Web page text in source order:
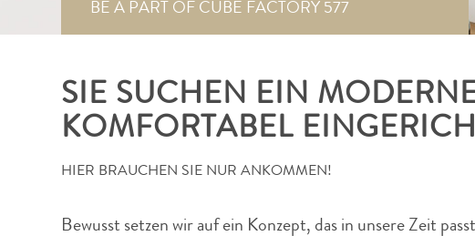
BE A PART OF CUBE FACTORY 577
SIE SUCHEN EIN
KOMFORTABEL
HIER BRAUCHEN SIE NUR ANKOMMEN!
Bewusst setzen wir auf ein Konzept, das in unsere Zeit